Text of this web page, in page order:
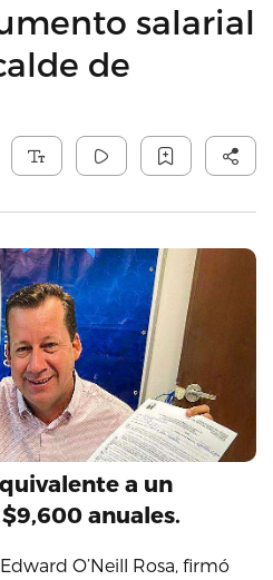
salarial
de
a un
anuales.
O’Neill Rosa, firmó